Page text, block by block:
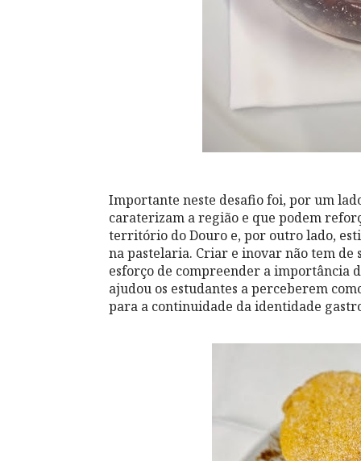
Importante neste desafio foi, por um
caraterizam a região e que podem
território do Douro e, por outro lado,
na pastelaria. Criar e inovar não tem de
esforço de compreender a importância
ajudou os estudantes a perceberem
para a continuidade da identidade